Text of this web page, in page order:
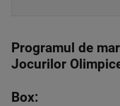
Programul de
Jocurilor
Box: